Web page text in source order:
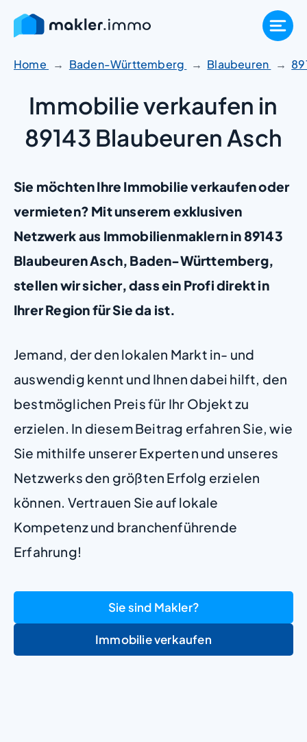
Zum
Inhalt
springen
Home Baden-Württemberg Blaubeuren
Immobilie verkaufen in
89143 Blaubeuren Asch
Sie möchten Ihre Immobilie verkaufen oder
vermieten? Mit unserem exklusiven
Netzwerk aus Immobilienmaklern in 89143
Blaubeuren Asch, Baden-Württemberg,
stellen wir sicher, dass ein Profi direkt in
Ihrer Region für Sie da ist.
Jemand, der den lokalen Markt in- und
auswendig kennt und Ihnen dabei hilft, den
bestmöglichen Preis für Ihr Objekt zu
erzielen. In diesem Beitrag erfahren Sie, wie
Sie mithilfe unserer Experten und unseres
Netzwerks den größten Erfolg erzielen
können. Vertrauen Sie auf lokale
Kompetenz und branchenführende
Erfahrung!
Sie sind Makler?
Immobilie verkaufen